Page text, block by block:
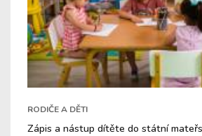
RODIČE A DĚTI
Zápis a nástup dítěte do státní